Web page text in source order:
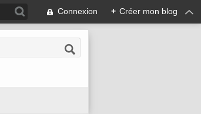
Connexion + Créer mon blog